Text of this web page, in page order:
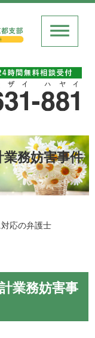
業務妨害事件
応の弁護士
業務妨害事